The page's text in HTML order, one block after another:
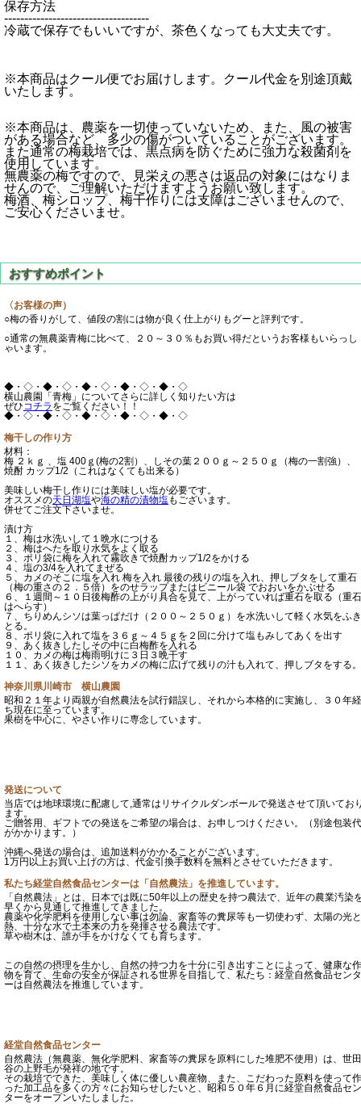
保存方法
------------------------------------
冷蔵で保存でもいいですが、茶色くなっても大丈夫です。
※本商品はクール便でお届けします。クール代金を別途頂戴
いたします。
※本商品は、農薬を一切使っていないため、また、風の被害
がある場合など、多少の傷がついていることがございます。
また通常の梅栽培では、黒点病を防ぐために強力な殺菌剤を
使用しています。
無農薬の梅ですので、見栄えの悪さは返品の対象にはなりま
せんので、ご理解いただけますようお願い致します。
梅酒、梅シロップ、梅干作りには支障はございませんので、
ご安心くださいませ。
〈お客様の声）
○梅の香りがして、値段の割には物が良く仕上がりもグーと評判です。
○通常の無農薬青梅に比べて、２０～３０％もお買い得だというお客様もいらっし
ゃいます。
◆・◇・◆・◇・◆・◇・◆・◇・◆・◇
横山農園「青梅」についてさらに詳しく知りたい方は
ぜひコチラ をご覧ください！！
◆・◇・◆・◇・◆・◇・◆・◇・◆・◇
梅干しの作り方
材料：
梅 ２ｋｇ 、塩 400ｇ(梅の2割）、しその葉２００ｇ～２５０ｇ（梅の一割強）、
焼酎 カップ1/2（これはなくても出来る）
美味しい梅干し作りには美味しい塩が必要です。
オススメの天日湖塩や海の精の漬物塩 もございます。
併せてご注文下さいませ。
漬け方
１、梅は水洗いして１晩水につける
２、梅はへたを取り水気をよく取る
３、ポリ袋に梅を入れて霧吹きで焼酎カップ1/2をかける
４、塩の3/4を入れてまぜる
５、カメのそこに塩を入れ 梅を入れ 最後の残りの塩を入れ、押しブタをして重石
（梅の重さの２．５倍）をのせラップまたはビニール袋 でおおいをかぶせる
６、１週間～１０日後梅酢の上がり具合を見て、上がっていれば重石を取る（重石
はへらす）
７、ちりめんシソは葉っぱだけ（２００～２５０ｇ）を水洗いして軽く水気をふき
とる。
８、ポリ袋に入れて塩を３６ｇ～４５ｇを２回に分けて塩もみしてあくを出す
９、あく抜きしたしその中に白梅酢を入れる
１０、カメの梅は梅雨明けに３日３晩干す
１１、あく抜きしたシソをカメの梅に広げて残りの汁も入れて、押しブタをする。
神奈川県川崎市 横山農園
昭和２１年より両親が自然農法を試行錯誤し、それから本格的に実施し、３０年経
ち現在に至っています。
果樹を中心に、やさい作りに専念しています。
発送について
当店では地球環境に配慮して,通常はリサイクルダンボールで発送させて頂いてお
ます。
ご贈答用、ギフトでの発送をご希望の場合は、お申しつけください。（別途包装代
がかかります。）
沖縄へ発送の場合は、追加送料がかかることがございます。
1万円以上お買い上げの方は、代金引換手数料を無料とさせていただきます。
私たち経堂自然食品センターは「自然農法」を推進しています。
「自然農法」とは、日本では既に50年以上の歴史を持つ農法で、近年の農業汚染
早くから見通して推進してきました。
農薬や化学肥料を使用しない事は勿論、家畜等の糞尿等も一切使わず、太陽の光と
熱、十分な水で土本来の力を発揮させる農法です。
草や樹木は、誰が手をかけなくても育ちます。
この自然の摂理を生かし、自然の持つ力を十分に引き出すことによって、健康な作
物を育て、生命の安全が保証される世界を目指して、私たち：経堂自然食品センタ
ーは自然農法を推進しています。
経堂自然食品センター
自然農法（無農薬、無化学肥料、家畜等の糞尿を原料にした堆肥不使用）は、世田
谷の上野毛が発祥の地です。
その栽培でできた、美味しく体に優しい農産物、また、こだわった原料を使って作
った加工品を多くの方々にお知らせしたいと、昭和５０年６月に経堂自然食品セン
ターをオープンいたしました。